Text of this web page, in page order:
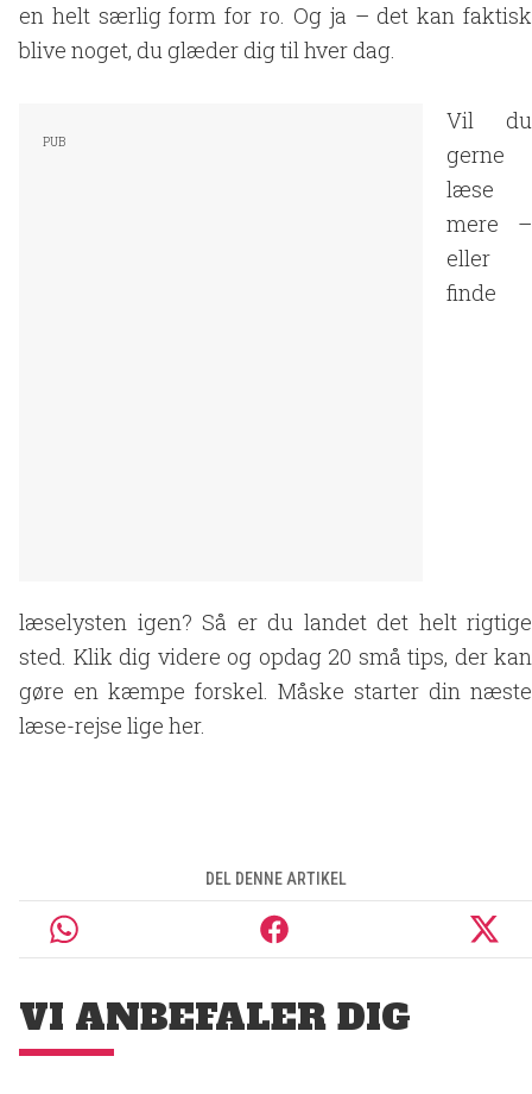
en helt særlig form for ro. Og ja – det kan faktisk
blive noget, du glæder dig til hver dag.
Vil du
gerne
læse
mere –
eller
finde
læselysten igen? Så er du landet det helt rigtige
sted. Klik dig videre og opdag 20 små tips, der kan
gøre en kæmpe forskel. Måske starter din næste
læse-rejse lige her.
DEL DENNE ARTIKEL
VI ANBEFALER DIG